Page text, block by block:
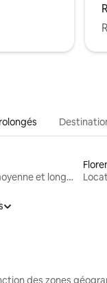
Locations moyenne et longue durée
des zones